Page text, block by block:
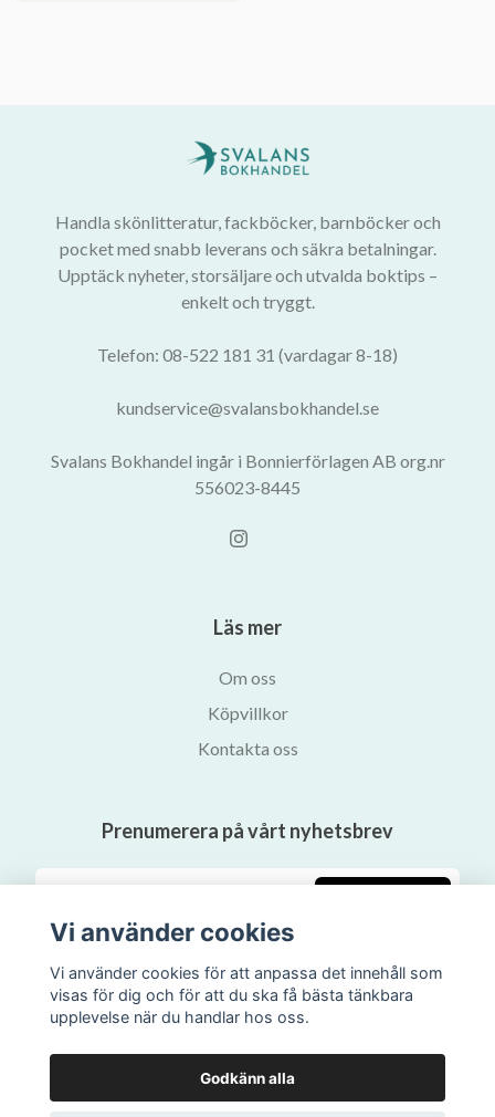
Handla skönlitteratur, fackböcker, barnböcker och
pocket med snabb leverans och säkra betalningar.
Upptäck nyheter, storsäljare och utvalda boktips –
enkelt och tryggt.
Telefon: 08-522 181 31 (vardagar 8-18)
kundservice@svalansbokhandel.se
Svalans Bokhandel ingår i Bonnierförlagen AB org.nr
556023-8445
Läs mer
Om oss
Köpvillkor
Kontakta oss
Prenumerera på vårt nyhetsbrev
Vi använder cookies
Vi använder cookies för att anpassa det innehåll som
visas för dig och för att du ska få bästa tänkbara
upplevelse när du handlar hos oss.
Godkänn alla